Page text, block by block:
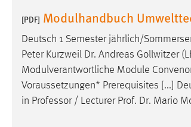
[PDF] Modulhandbuch
Deutsch 1 Semester jährlich/
Peter Kurzweil Dr. Andreas Gollwitzer
Modulverantwortliche Module
Voraussetzungen* Prerequisites [...]
in Professor/ Lecturer Prof. Dr. Mario
Name: site-language-preference
Zweck:
Das Cookie speichert die
Sprache der Website.
Cookie Laufzeit: